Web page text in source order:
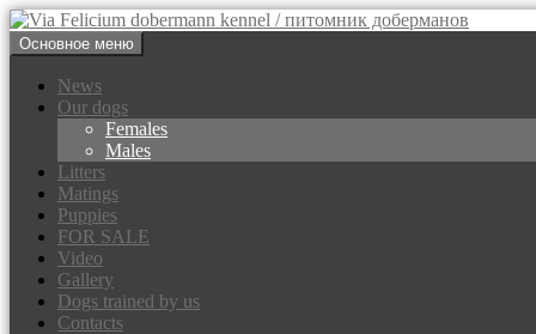
Via Felicium dobermann
Основное меню
к
News
Our dogs
Females
Males
Litters
Matings
Puppies
FOR SALE
Video
Gallery
Dogs trained by us
Contacts